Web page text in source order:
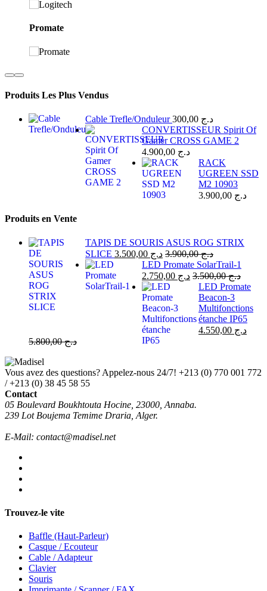
Promate
Produits Les Plus Vendus
Cable Trefle/Onduleur د.ج
CONVERTISSEUR Spirit Of
Gamer CROSS GAME 2
د.ج
RACK
UGREEN SSD
M2 10903
د.ج
Produits en Vente
TAPIS DE SOURIS ASUS ROG STRIX
SLICE
د.ج د.ج3.900,00
LED Promate SolarTrail-1
د.ج
د.ج3.500,00
LED Promate
Beacon-3
Multifonctions
étanche IP65
د.ج
د.ج5.800,00
Vous avez des questions? Appelez-nous 24/7! +213 (0) 770 001 772
/ +213 (0) 38 45 58 55
Contact
05 Boulevard Boukhtouta Hocine, 23000, Annaba.
239 Lot Boujema Temime Draria, Alger.
E-Mail: contact@madisel.net
Trouvez-le vite
Baffle (Haut-Parleur)
Casque / Ecouteur
Cable / Adapteur
Clavier
Souris